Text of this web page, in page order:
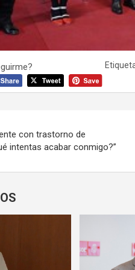
con trastorno de
intentas acabar conmigo?”